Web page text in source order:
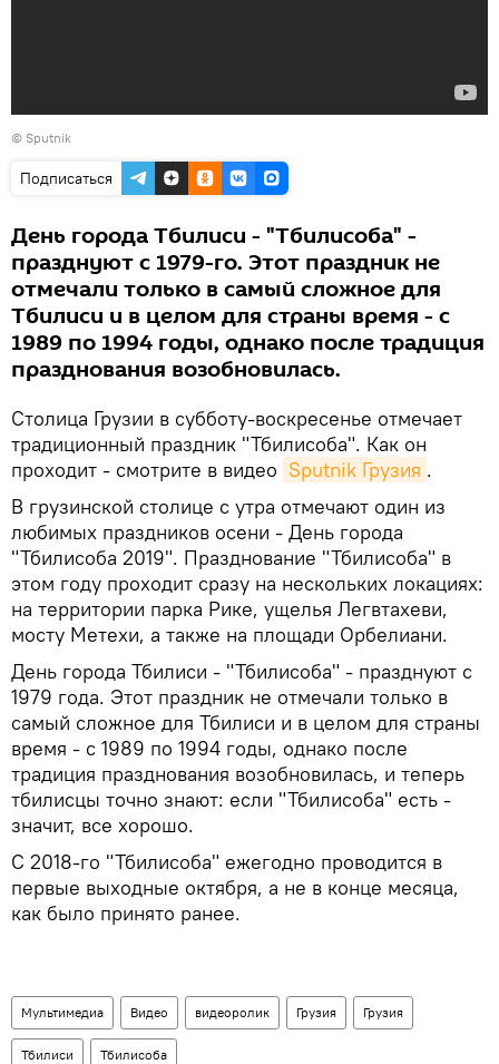
© Sputnik
Подписаться
День города Тбилиси - "Тбилисоба" -
празднуют с 1979-го. Этот праздник не
отмечали только в самый сложное для
Тбилиси и в целом для страны время - с
1989 по 1994 годы, однако после традиция
празднования возобновилась.
Столица Грузии в субботу-воскресенье отмечает
традиционный праздник "Тбилисоба". Как он
проходит - смотрите в видео Sputnik Грузия .
В грузинской столице с утра отмечают один из
любимых праздников осени - День города
"Тбилисоба 2019". Празднование "Тбилисоба" в
этом году проходит сразу на нескольких локациях:
на территории парка Рике, ущелья Легвтахеви,
мосту Метехи, а также на площади Орбелиани.
День города Тбилиси - "Тбилисоба" - празднуют с
1979 года. Этот праздник не отмечали только в
самый сложное для Тбилиси и в целом для страны
время - с 1989 по 1994 годы, однако после
традиция празднования возобновилась, и теперь
тбилисцы точно знают: если "Тбилисоба" есть -
значит, все хорошо.
С 2018-го "Тбилисоба" ежегодно проводится в
первые выходные октября, а не в конце месяца,
как было принято ранее.
Мультимедиа Видео видеоролик Грузия Грузия
Тбилиси Тбилисоба